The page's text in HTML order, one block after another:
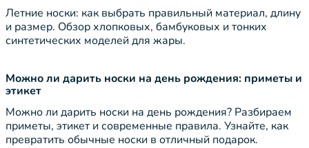
Летние носки: как выбрать правильный материал, длину
и размер. Обзор хлопковых, бамбуковых и тонких
синтетических моделей для жары.
Можно ли дарить носки на день рождения: приметы и
этикет
Можно ли дарить носки на день рождения? Разбираем
приметы, этикет и современные правила. Узнайте, как
превратить обычные носки в отличный подарок.